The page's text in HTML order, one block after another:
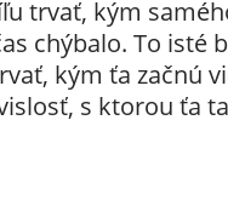
trvať, kým
chýbalo. To isté
kým ťa začnú
s ktorou ťa